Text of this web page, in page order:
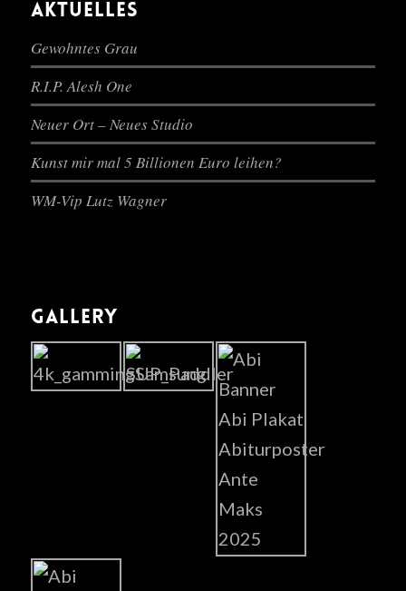
AKTUELLES
Gewohntes Grau
R.I.P. Alesh One
Neuer Ort – Neues Studio
Kunst mir mal 5 Billionen Euro leihen?
WM-Vip Lutz Wagner
GALLERY